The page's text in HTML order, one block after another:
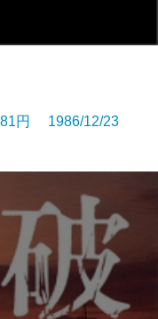
円 1986/12/23